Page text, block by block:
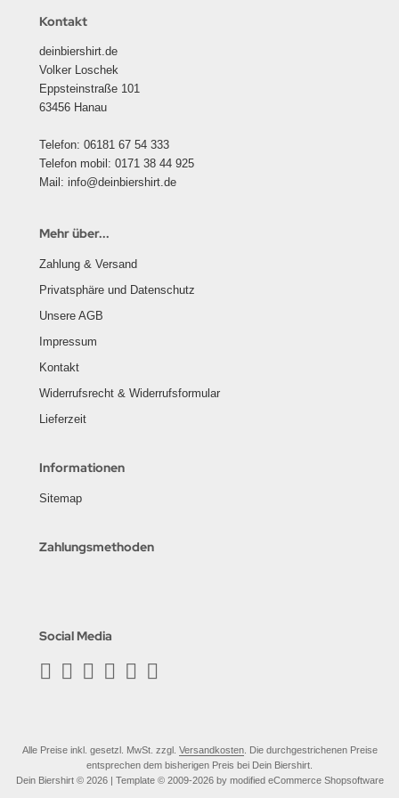
Kontakt
deinbiershirt.de
Volker Loschek
Eppsteinstraße 101
63456 Hanau
Telefon: 06181 67 54 333
Telefon mobil: 0171 38 44 925
Mail: info@deinbiershirt.de
Mehr über...
Zahlung & Versand
Privatsphäre und Datenschutz
Unsere AGB
Impressum
Kontakt
Widerrufsrecht & Widerrufsformular
Lieferzeit
Informationen
Sitemap
Zahlungsmethoden
Social Media
Alle Preise inkl. gesetzl. MwSt. zzgl. Versandkosten. Die durchgestrichenen Preise
entsprechen dem bisherigen Preis bei Dein Biershirt.
Dein Biershirt © 2026 | Template © 2009-2026 by modified eCommerce Shopsoftware